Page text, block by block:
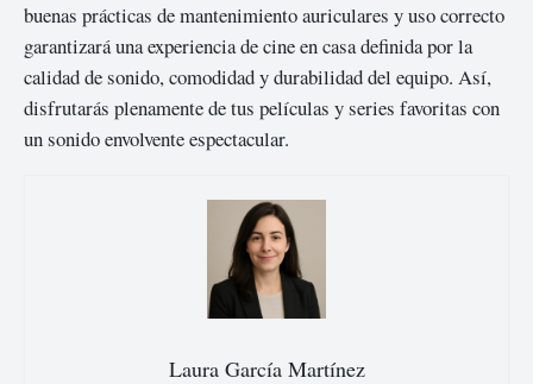
buenas prácticas de mantenimiento auriculares y uso correcto
garantizará una experiencia de cine en casa definida por la
calidad de sonido, comodidad y durabilidad del equipo. Así,
disfrutarás plenamente de tus películas y series favoritas con
un sonido envolvente espectacular.
Laura García Martínez